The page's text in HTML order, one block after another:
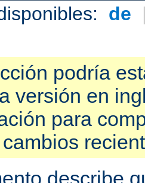
de
podría
versión en
para
describe